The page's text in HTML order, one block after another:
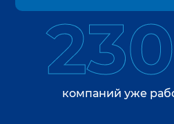
компаний уже